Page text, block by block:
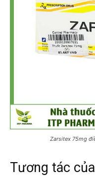
Zarsitex 75mg
Tương tác